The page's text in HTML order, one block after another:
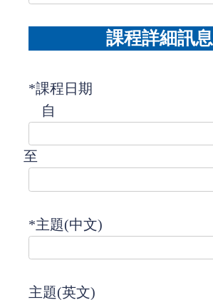
課程詳細訊息
*課程日期
自
至
*主題(中文)
主題(英文)